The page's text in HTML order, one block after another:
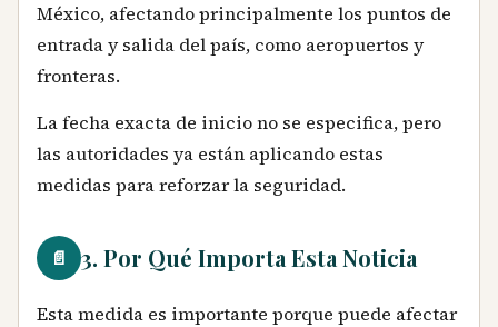
México, afectando principalmente los puntos de
entrada y salida del país, como aeropuertos y
fronteras.
La fecha exacta de inicio no se especifica, pero
las autoridades ya están aplicando estas
medidas para reforzar la seguridad.
📄 3. Por Qué Importa Esta Noticia
Esta medida es importante porque puede afectar